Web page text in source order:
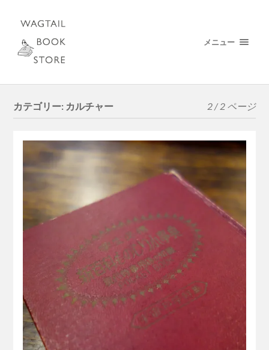
メニュー
カテゴリー: カルチャー 2 / 2 ページ